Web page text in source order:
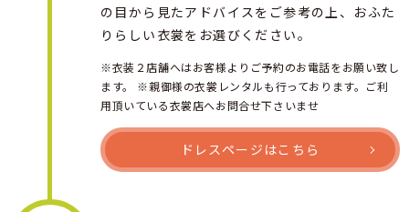
の目から見たアドバイスをご参考の上、おふた
りらしい衣裳をお選びください。
※衣装２店舗へはお客様よりご予約のお電話をお願い致し
ます。 ※親御様の衣裳レンタルも行っております。ご利
用頂いている衣裳店へお問合せ下さいませ
ドレスページはこちら